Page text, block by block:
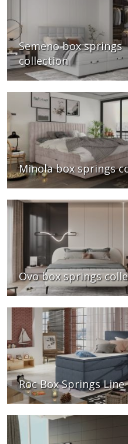
Semeno box springs
collection
Minola box springs
Ovo box springs
Roc Box Springs Line